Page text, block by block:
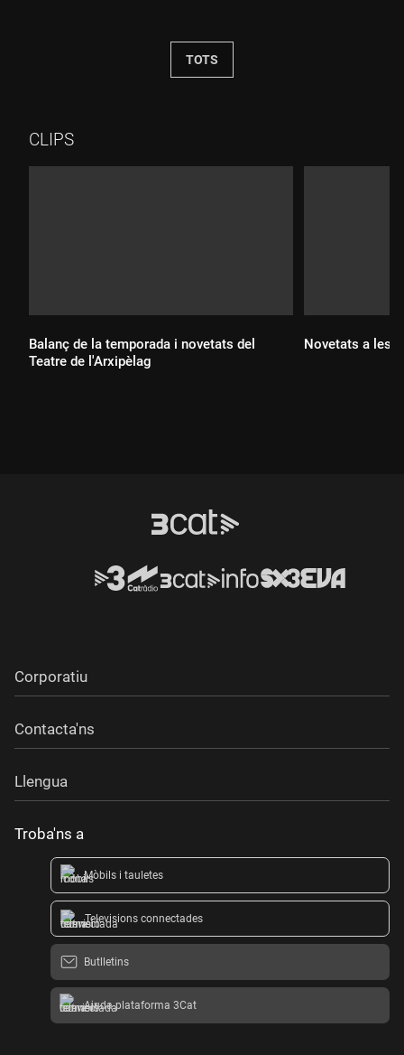
TOTS
CLIPS
Balanç de la temporada i novetats del
Teatre de l'Arxipèlag
Novetats a les
Corporatiu
Contacta'ns
Llengua
Troba'ns a
Mòbils i tauletes
Televisions connectades
Butlletins
Ajuda plataforma 3Cat